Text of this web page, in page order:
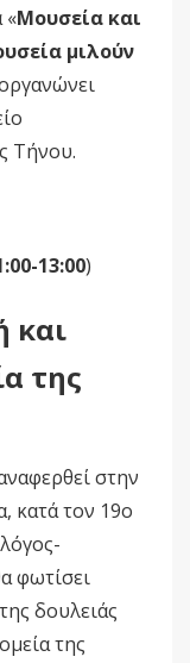
«Μουσεία και
μιλούν
Τήνου.
13:00)
και
της
στην
κατά τον 19ο
φωτίσει
δουλειάς
της